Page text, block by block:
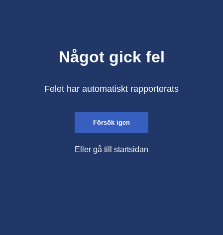
Något gick fel
Felet har automatiskt rapporterats
Försök igen
Eller gå till startsidan